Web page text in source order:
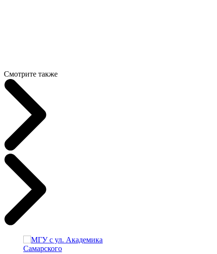
Смотрите также